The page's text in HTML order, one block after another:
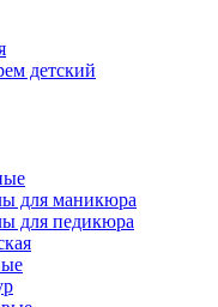
детский
для маникюра
для педикюра